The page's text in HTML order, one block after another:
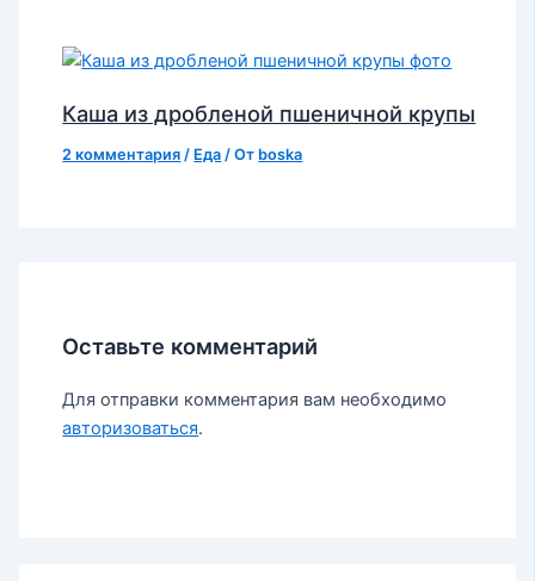
Каша из дробленой пшеничной крупы
2 комментария / Еда / От boska
Оставьте комментарий
Для отправки комментария вам необходимо
авторизоваться.